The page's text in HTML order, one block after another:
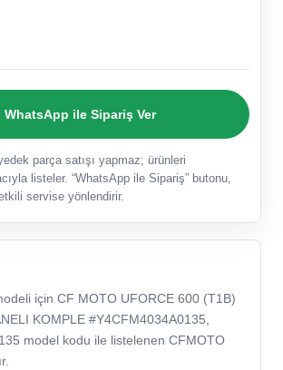
WhatsApp ile Sipariş Ver
parça satışı yapmaz; ürünleri
listeler. “WhatsApp ile Sipariş” butonu,
servise yönlendirir.
için CF MOTO UFORCE 600 (T1B)
KOMPLE #Y4CFM4034A0135,
model kodu ile listelenen CFMOTO